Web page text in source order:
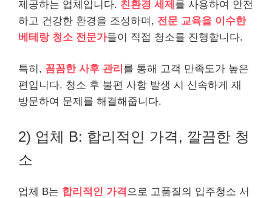
제공하는 업체입니다. 친환경 세제 를 사용하여 안전
하고 건강한 환경을 조성하며, 전문 교육을 이수한
베테랑 청소 전문가들이 직접 청소를 진행합니다.
특히, 꼼꼼한 사후 관리 를 통해 고객 만족도가 높은
편입니다. 청소 후 불편 사항 발생 시 신속하게 재
방문하여 문제를 해결해줍니다.
2) 업체 B: 합리적인 가격, 깔끔한 청
소
업체 B는 합리적인 가격 으로 고품질의 입주청소 서